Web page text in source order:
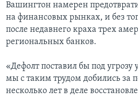
Вашингтон намерен
на финансовых рынках, и без
после недавнего краха трех
региональных банков.
«Дефолт поставил бы под угрозу
мы с таким трудом добились за
несколько лет в деле